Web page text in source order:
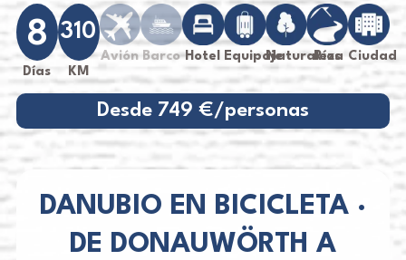
8
Días
310
KM
Avión Barco Hotel EquipajeNaturaleza
Ríos Ciudad
Desde 749 €/personas
DANUBIO EN BICICLETA ·
DE DONAUWÖRTH A